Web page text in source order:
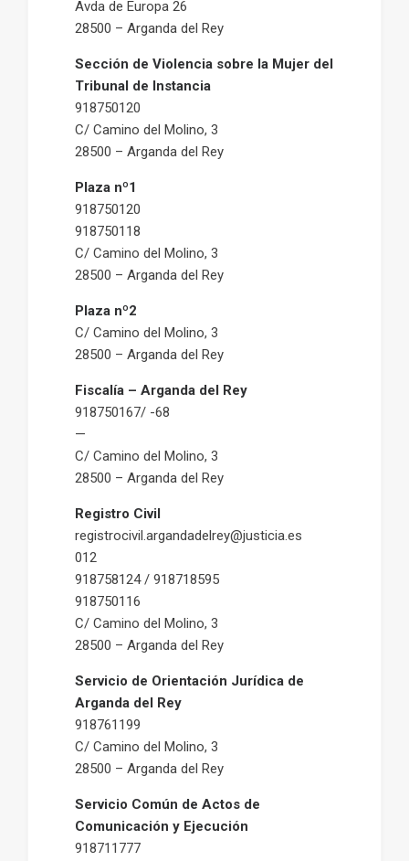
Avda de Europa 26
28500 – Arganda del Rey
Sección de Violencia sobre la Mujer del
Tribunal de Instancia
918750120
C/ Camino del Molino, 3
28500 – Arganda del Rey
Plaza nº1
918750120
918750118
C/ Camino del Molino, 3
28500 – Arganda del Rey
Plaza nº2
C/ Camino del Molino, 3
28500 – Arganda del Rey
Fiscalía – Arganda del Rey
918750167/ -68
—
C/ Camino del Molino, 3
28500 – Arganda del Rey
Registro Civil
registrocivil.argandadelrey@justicia.es
012
918758124 / 918718595
918750116
C/ Camino del Molino, 3
28500 – Arganda del Rey
Servicio de Orientación Jurídica de
Arganda del Rey
918761199
C/ Camino del Molino, 3
28500 – Arganda del Rey
Servicio Común de Actos de
Comunicación y Ejecución
918711777